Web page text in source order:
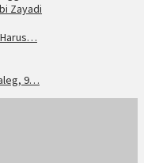
Harus…
9…